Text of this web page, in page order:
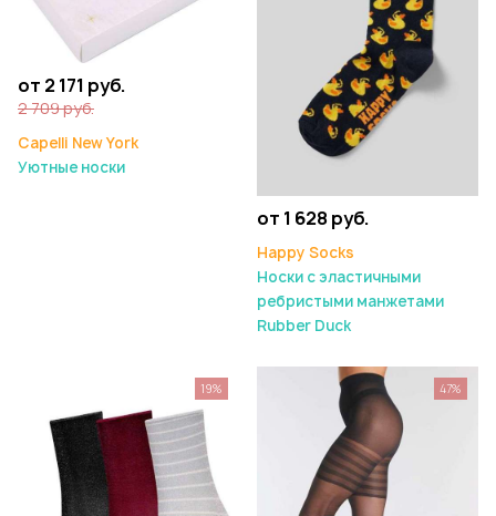
от 2 171 руб.
2 709 руб.
Capelli New York
Уютные носки
от 1 628 руб.
Happy Socks
Носки с эластичными
ребристыми манжетами
Rubber Duck
19% 47%